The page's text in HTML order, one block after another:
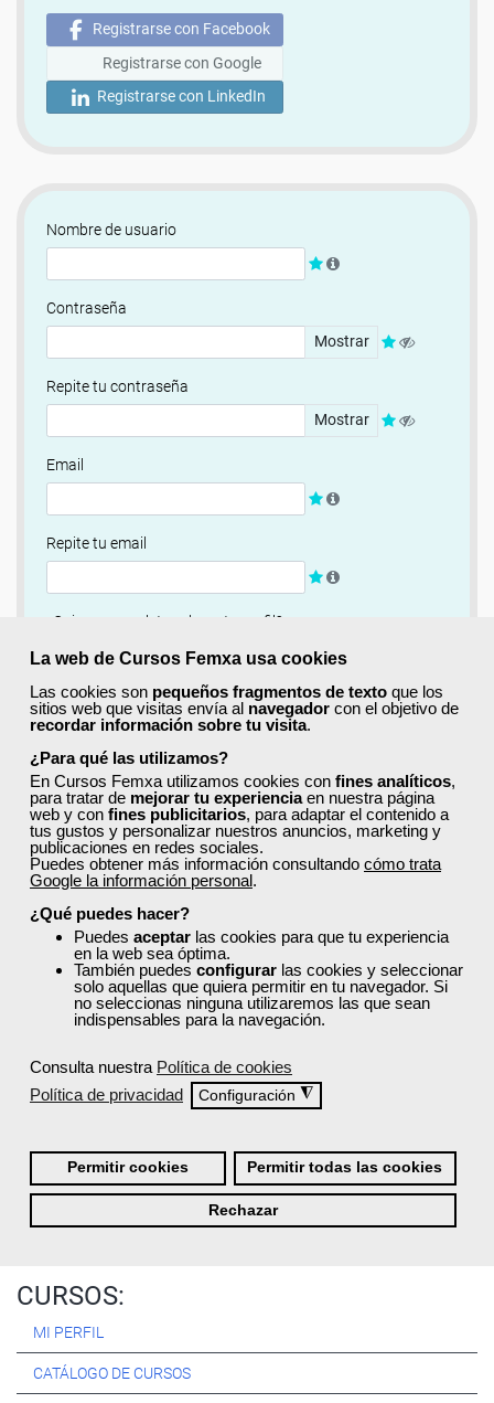
La web de Cursos Femxa usa cookies
Las cookies son pequeños fragmentos de texto que los
sitios web que visitas envía al navegador con el objetivo de
recordar información sobre tu visita.
¿Para qué las utilizamos?
En Cursos Femxa utilizamos cookies con fines analíticos,
para tratar de mejorar tu experienciaen nuestra página
web y con fines publicitarios, para adaptar el contenido a
tus gustos y personalizar nuestros anuncios, marketing y
publicaciones en redes sociales.
Puedes obtener más información consultando cómo trata
Google la información personal.
¿Qué puedes hacer?
Puedes aceptar las cookies para que tu experiencia
en la web sea óptima.
También puedes configurar las cookies y seleccionar
solo aquellas que quiera permitir en tu navegador. Si
no seleccionas ninguna utilizaremos las que sean
indispensables para la navegación.
Consulta nuestra Política de cookies
Política de privacidad
Configuración ◮
Permitir cookies Permitir todas las cookies
Rechazar
Registrarse con Facebook
Registrarse con Google
Registrarse con LinkedIn
Nombre de usuario
Contraseña
Mostrar
Repite tu contraseña
Mostrar
Email
Repite tu email
¿Quieres completar ahora tu perfil?
Si
No, completaré mi perfil más adelante
Newsletter
Si, quiero recibir información sobre cursos, ofertas
exclusivas y recursos para el aprendizaje.
Términos y condiciones
He leído y acepto la Política de Privacidad
Registrarse
Quiénes Somos:
Especialistas en consultoría y formación para el empleo
Nuestro objetivo diario es, única y exclusivamente, ayudarte a
conseguir tus metas profesionales ofreciéndote los mejores
CURSOS:
MI PERFIL
CATÁLOGO DE CURSOS